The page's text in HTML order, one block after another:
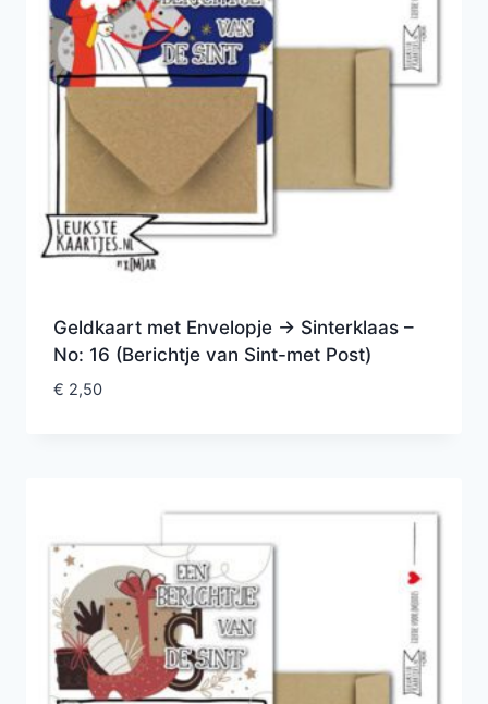
Geldkaart met Envelopje -> Sinterklaas –
No: 16 (Berichtje van Sint-met Post)
€ 2,50